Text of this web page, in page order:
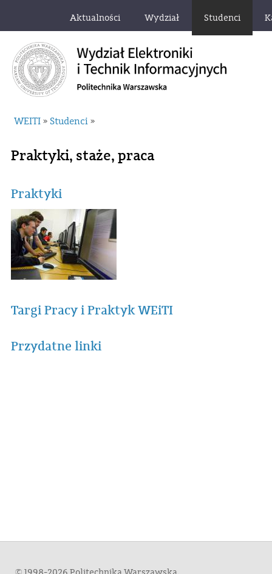
Aktualności Wydział Studenci
WEITI » Studenci »
Praktyki, staże, praca
Praktyki
Targi Pracy i Praktyk WEiTI
Przydatne linki